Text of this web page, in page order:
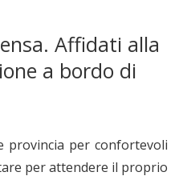
Affidati alla
a bordo di
provincia per confortevoli
per attendere il proprio